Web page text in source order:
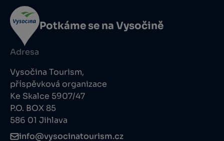
Potkáme se na Vysočině
Adresa
Vysočina Tourism,
příspěvková organizace
Ke Skalce 5907/47
P.O. BOX 85
586 01 Jihlava
info@vysocinatourism.cz